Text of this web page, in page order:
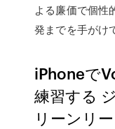
よる廉価で個性
発までを手がけ
iPhoneで
練習する
リーンリ